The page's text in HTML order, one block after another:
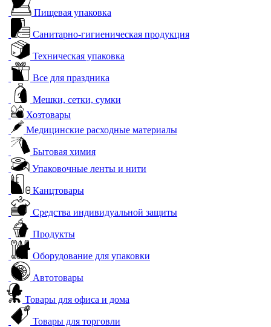
Пищевая упаковка
Санитарно-гигиеническая продукция
Техническая упаковка
Все для праздника
Мешки, сетки, сумки
Хозтовары
Медицинские расходные материалы
Бытовая химия
Упаковочные ленты и нити
Канцтовары
Средства индивидуальной защиты
Продукты
Оборудование для упаковки
Автотовары
Товары для офиса и дома
Товары для торговли